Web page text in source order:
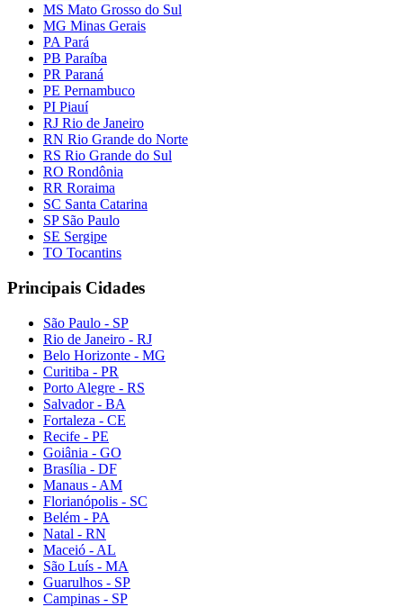
MS Mato Grosso do Sul
MG Minas Gerais
PA Pará
PB Paraíba
PR Paraná
PE Pernambuco
PI Piauí
RJ Rio de Janeiro
RN Rio Grande do Norte
RS Rio Grande do Sul
RO Rondônia
RR Roraima
SC Santa Catarina
SP São Paulo
SE Sergipe
TO Tocantins
Principais Cidades
São Paulo - SP
Rio de Janeiro - RJ
Belo Horizonte - MG
Curitiba - PR
Porto Alegre - RS
Salvador - BA
Fortaleza - CE
Recife - PE
Goiânia - GO
Brasília - DF
Manaus - AM
Florianópolis - SC
Belém - PA
Natal - RN
Maceió - AL
São Luís - MA
Guarulhos - SP
Campinas - SP